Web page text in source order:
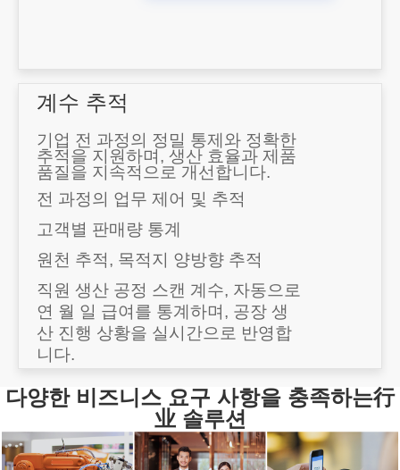
계수 추적
기업 전 과정의 정밀 통제와 정확한
추적을 지원하며, 생산 효율과 제품
품질을 지속적으로 개선합니다.
전 과정의 업무 제어 및 추적
고객별 판매량 통계
원천 추적, 목적지 양방향 추적
직원 생산 공정 스캔 계수, 자동으로
연 월 일 급여를 통계하며, 공장 생
산 진행 상황을 실시간으로 반영합
니다.
다양한 비즈니스 요구 사항을 충족하는行
业 솔루션